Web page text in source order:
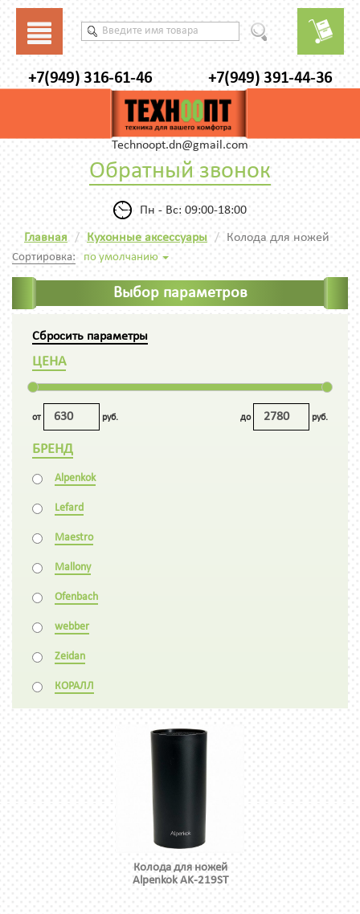
+7(949) 316-61-46 +7(949) 391-44-36
Technoopt.dn@gmail.com
Обратный звонок
Пн - Вс: 09:00-18:00
Главная Кухонные аксессуары Колода для ножей
Сортировка: по умолчанию
Выбор параметров
Сбросить параметры
ЦЕНА
от руб. до руб.
БРЕНД
Alpenkok
Lefard
Maestro
Mallony
Ofenbach
webber
Zeidan
КОРАЛЛ
Колода для ножей
Alpenkok AK-219ST